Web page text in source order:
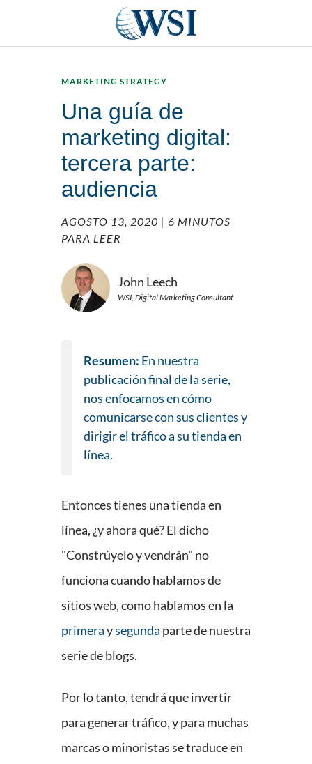
MARKETING STRATEGY
Una guía de
marketing digital:
tercera parte:
audiencia
AGOSTO 13, 2020 | 6 MINUTOS
PARA LEER
John Leech
WSI, Digital Marketing Consultant
Resumen: En nuestra
publicación final de la serie,
nos enfocamos en cómo
comunicarse con sus clientes y
dirigir el tráfico a su tienda en
línea.
Entonces tienes una tienda en
línea, ¿y ahora qué? El dicho
"Constrúyelo y vendrán" no
funciona cuando hablamos de
sitios web, como hablamos en la
primeraysegunda parte de nuestra
serie de blogs.
Por lo tanto, tendrá que invertir
para generar tráfico, y para muchas
marcas o minoristas se traduce en